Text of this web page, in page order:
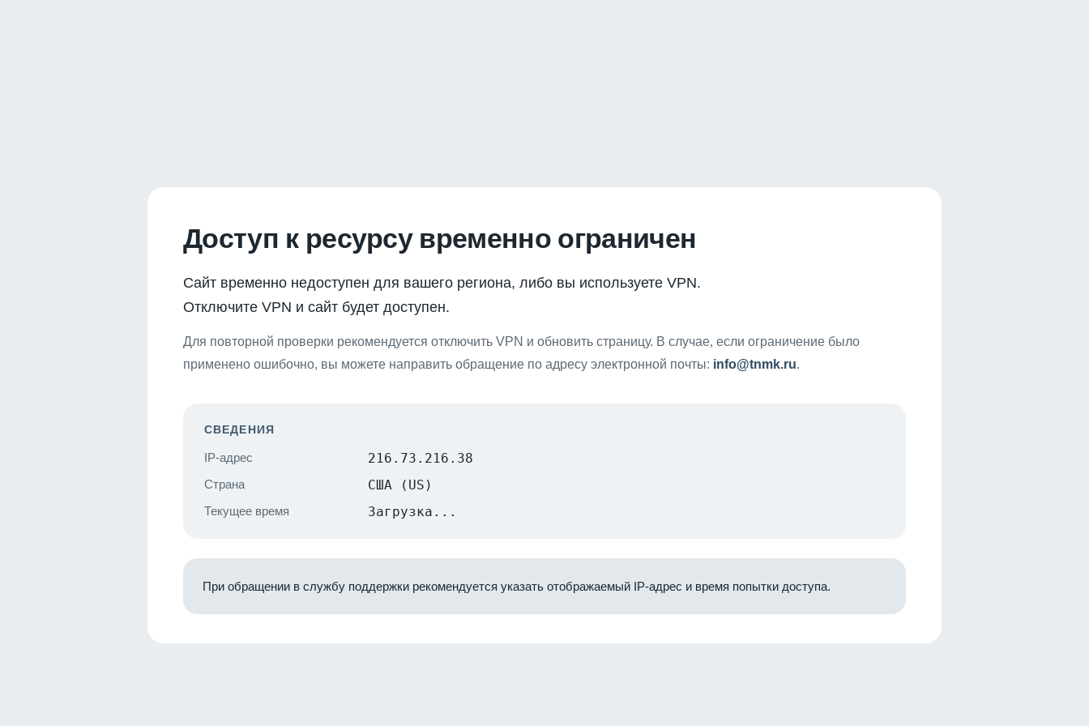
Доступ к ресурсу временно ограничен
Сайт временно недоступен для вашего региона, либо вы используете VPN.
Отключите VPN и сайт будет доступен.
Для повторной проверки рекомендуется отключить VPN и обновить страницу. В случае, если ограничение было
применено ошибочно, вы можете направить обращение по адресу электронной почты: info@tnmk.ru.
СВЕДЕНИЯ
IP-адрес 216.73.216.38
Страна США (US)
Текущее время Загрузка...
При обращении в службу поддержки рекомендуется указать отображаемый IP-адрес и время попытки доступа.